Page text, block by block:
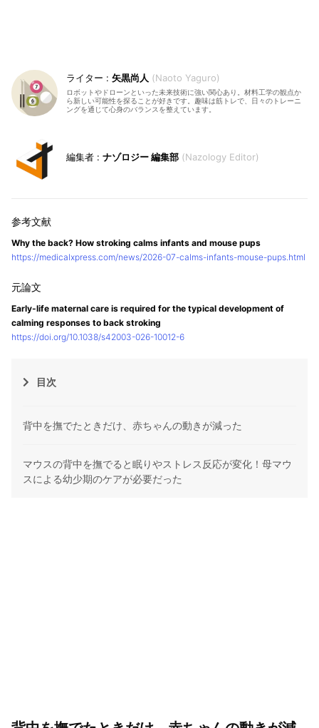
矢黒尚人 Naoto Yaguro
ロボットやドローンといった未来技術に強い関心あり。材料工学の観点か
ら新しい可能性を探ることが好きです。趣味は筋トレで、日々のトレーニ
ングを通じて心身のバランスを整えています。
ナゾロジー 編集部 Nazology Editor
Why the back? How stroking calms infants and mouse pups
https://medicalxpress.com/news/2026-07-calms-infants-mouse-pups.html
Early-life maternal care is required for the typical development of
calming responses to back stroking
https://doi.org/10.1038/s42003-026-10012-6
目次
背中を撫でたときだけ、赤ちゃんの動きが減った
マウスの背中を撫でると眠りやストレス反応が変化！母マウ
スによる幼少期のケアが必要だった